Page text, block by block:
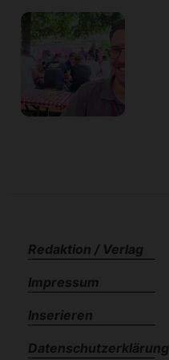
Redaktion / Verlag
Impressum
Inserieren
Datenschutzerklärung